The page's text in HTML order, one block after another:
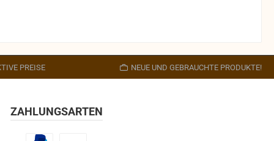
PREISE NEUE UND GEBRAUCHTE PRODUKTE!
ZAHLUNGSARTEN